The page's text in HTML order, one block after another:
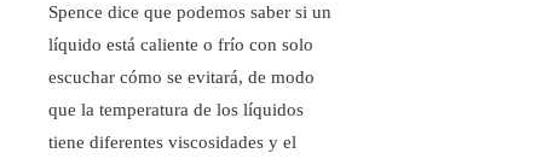
Spence dice que podemos saber si un
líquido está caliente o frío con solo
escuchar cómo se evitará, de modo
que la temperatura de los líquidos
tiene diferentes viscosidades y el